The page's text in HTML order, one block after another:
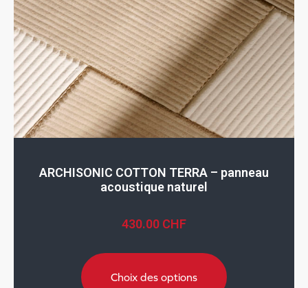
ARCHISONIC COTTON TERRA – panneau
acoustique naturel
430.00 CHF
Choix des options